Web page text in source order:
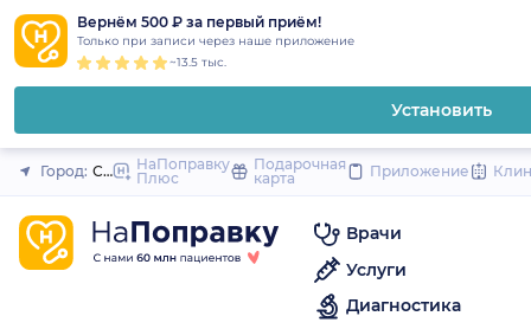
Вернём 500 ₽ за первый приём!
Только при записи через наше приложение
~13.5 тыс.
Установить
Закрыть
Город: Санкт-Петербург
НаПоправку
Плюс
Подарочная
карта
Приложение
Врачи
Услуги
Диагностика